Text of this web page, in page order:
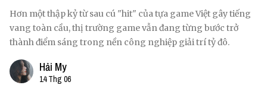
Hơn một thập kỷ từ sau cú "hit" của tựa game Việt gây tiếng
vang toàn cầu, thị trường game vẫn đang từng bước trở
thành điểm sáng trong nền công nghiệp giải trí tỷ đô.
Hải My
14 Thg 06